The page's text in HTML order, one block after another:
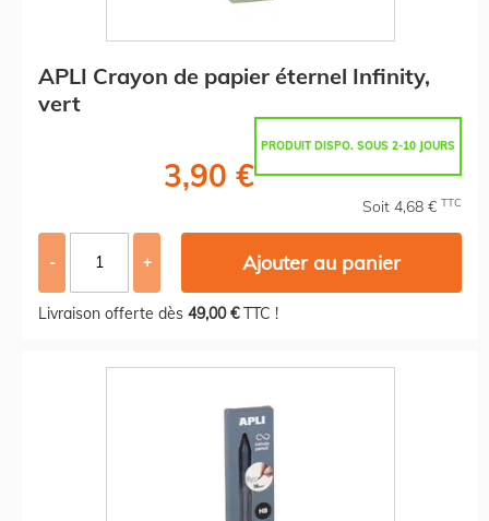
APLI Crayon de papier éternel Infinity,
vert
PRODUIT DISPO. SOUS 2-10 JOURS
3,90 €
Soit 4,68 € TTC
- + Ajouter au panier
Livraison offerte dès 49,00 €TTC !